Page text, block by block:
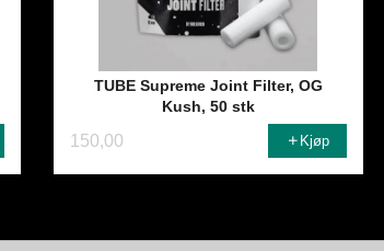
TUBE Supreme Joint Filter, OG
Kush, 50 stk
150,00 Kjøp